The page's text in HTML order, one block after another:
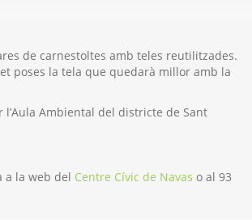
de carnestoltes amb teles reutilitzades.
poses la tela que quedarà millor amb la
Ambiental del districte de Sant
a la web del Centre Cívic de Navas o al 93